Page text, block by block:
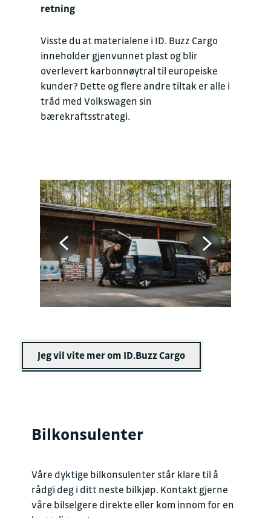
retning
Visste du at materialene i ID. Buzz Cargo
inneholder gjenvunnet plast og blir
overlevert karbonnøytral til europeiske
kunder? Dette og flere andre tiltak er alle i
tråd med Volkswagen sin
bærekraftsstrategi.
Jeg vil vite mer om ID.Buzz Cargo
Bilkonsulenter
Våre dyktige bilkonsulenter står klare til å
rådgi deg i ditt neste bilkjøp. Kontakt gjerne
våre bilselgere direkte eller kom innom for en